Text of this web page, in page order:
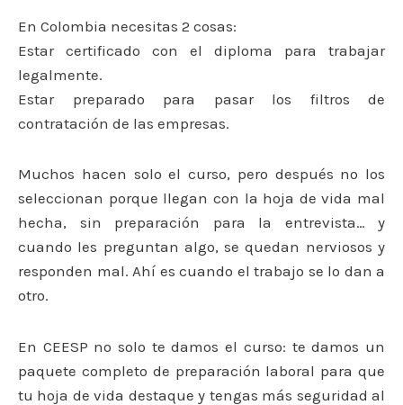
En Colombia necesitas 2 cosas:
Estar certificado con el diploma para trabajar
legalmente.
Estar preparado para pasar los filtros de
contratación de las empresas.
Muchos hacen solo el curso, pero después no los
seleccionan porque llegan con la hoja de vida mal
hecha, sin preparación para la entrevista… y
cuando les preguntan algo, se quedan nerviosos y
responden mal. Ahí es cuando el trabajo se lo dan a
otro.
En CEESP no solo te damos el curso: te damos un
paquete completo de preparación laboral para que
tu hoja de vida destaque y tengas más seguridad al